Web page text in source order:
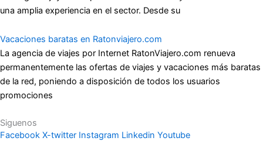
una amplia experiencia en el sector. Desde su
Vacaciones baratas en Ratonviajero.com
La agencia de viajes por Internet RatonViajero.com renueva
permanentemente las ofertas de viajes y vacaciones más baratas
de la red, poniendo a disposición de todos los usuarios
promociones
Siguenos
Facebook X-twitter Instagram Linkedin Youtube